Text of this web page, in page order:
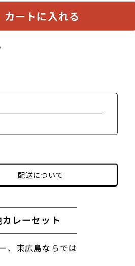
カートに入れる
配送について
レーセット
、東広島ならでは